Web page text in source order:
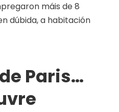
máis de 8
dúbida, a habitación
Paris…